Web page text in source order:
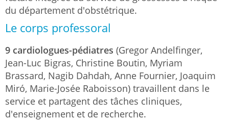
du département d'obstétrique.
Le corps professoral
9 cardiologues-pédiatres (Gregor Andelfinger,
Jean-Luc Bigras, Christine Boutin, Myriam
Brassard, Nagib Dahdah, Anne Fournier, Joaquim
Miró, Marie-Josée Raboisson) travaillent dans le
service et partagent des tâches cliniques,
d'enseignement et de recherche.